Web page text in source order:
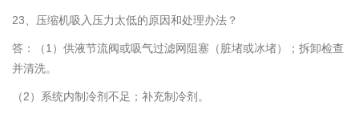
23、压缩机吸入压力太低的原因和处理办法？
答：（1）供液节流阀或吸气过滤网阻塞（脏堵或冰堵）；拆卸检查
并清洗。
（2）系统内制冷剂不足；补充制冷剂。